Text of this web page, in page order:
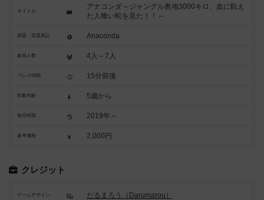
タイトル
アナコンダ～ジャングル奥地3000キロ、血に飢え
た人喰い蛇を見た！！～
原題・英題表記 Anaconda
参加人数 4人～7人
プレイ時間 15分前後
対象年齢 5歳から
発売時期 2019年～
参考価格 2,000円
クレジット
ゲームデザイン だるまろう（Darumarou）